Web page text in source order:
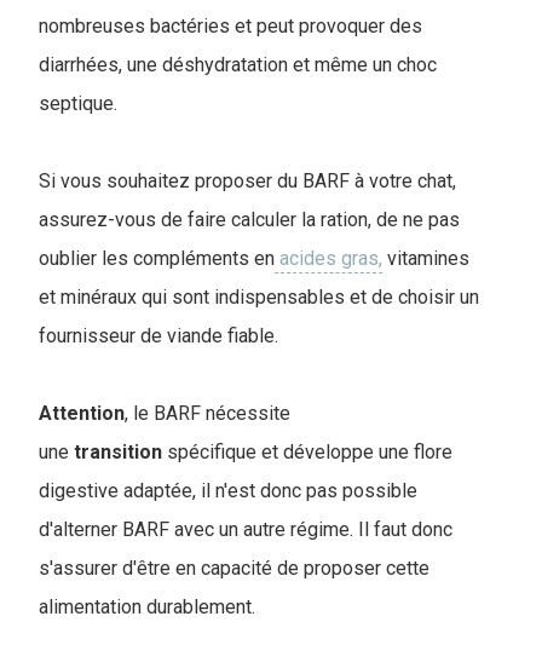
nombreuses bactéries et peut provoquer des
diarrhées, une déshydratation et même un choc
septique.
Si vous souhaitez proposer du BARF à votre chat,
assurez-vous de faire calculer la ration, de ne pas
oublier les compléments en acides gras, vitamines
et minéraux qui sont indispensables et de choisir un
fournisseur de viande fiable.
Attention, le BARF nécessite
une transition spécifique et développe une flore
digestive adaptée, il n'est donc pas possible
d'alterner BARF avec un autre régime. Il faut donc
s'assurer d'être en capacité de proposer cette
alimentation durablement.